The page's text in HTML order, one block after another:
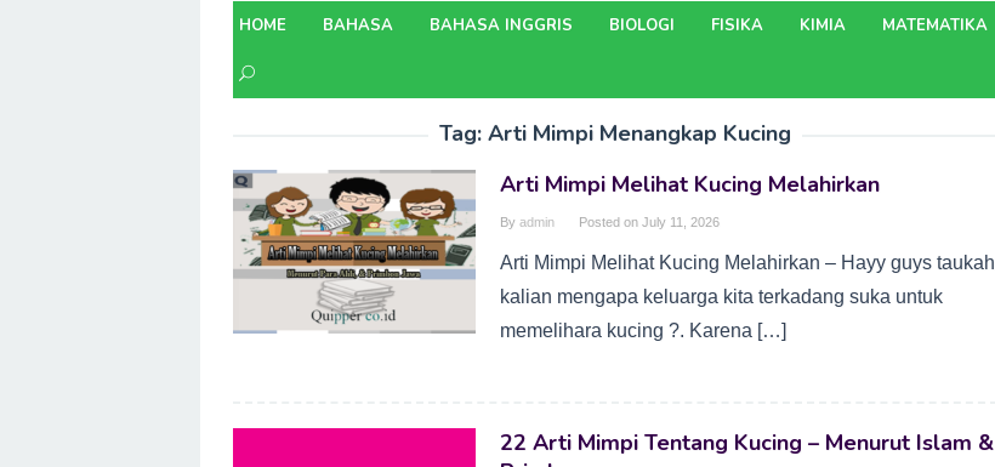
HOME BAHASA BAHASA INGGRIS BIOLOGI FISIKA KIMIA MATEMATIKA
Tag: Arti Mimpi Menangkap Kucing
Arti Mimpi Melihat Kucing Melahirkan
By admin Posted on July 11, 2026
Arti Mimpi Melihat Kucing Melahirkan – Hayy guys taukah
kalian mengapa keluarga kita terkadang suka untuk
memelihara kucing ?. Karena […]
22 Arti Mimpi Tentang Kucing – Menurut Islam &